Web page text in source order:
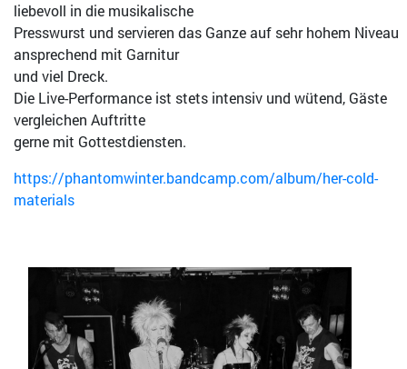
liebevoll in die musikalische
Presswurst und servieren das Ganze auf sehr hohem Niveau
ansprechend mit Garnitur
und viel Dreck.
Die Live-Performance ist stets intensiv und wütend, Gäste
vergleichen Auftritte
gerne mit Gottestdiensten.
https://phantomwinter.bandcamp.com/album/her-cold-
materials
Bild